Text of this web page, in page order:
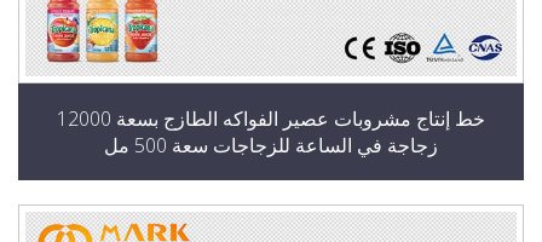
خط إنتاج مشروبات عصير الفواكه الطازج بسعة 12000
زجاجة في الساعة للزجاجات سعة 500 مل